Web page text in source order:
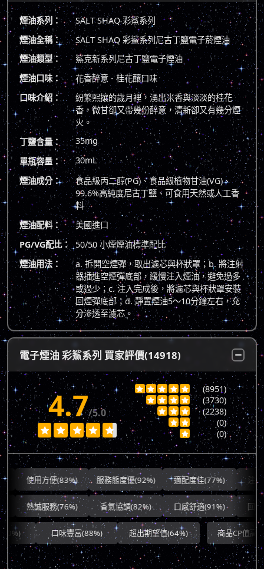
煙油系列：
SALT SHAQ 彩鯊系列
煙油全稱：
SALT SHAQ 彩鯊系列尼古丁鹽電子菸煙油
煙油類型：
鯊克新系列尼古丁鹽電子煙油
煙油口味：
花香醉意 - 桂花釀口味
口味介紹：
紛繁熙攘的歲月裡，湧出米香與淡淡的桂花
香，微甘卻又帶幾份醉意，清新卻又有幾分煙
火。
丁鹽含量：
35mg
單瓶容量：
30mL
煙油成分：
食品級丙二醇(PG)、食品級植物甘油(VG)、
99.6%高純度尼古丁鹽、可食用天然或人工香
料
煙油配料：
美國進口
PG/VG配比：
50/50 小煙煙油標準配比
煙油用法：
a. 拆開空煙彈，取出濾芯與杯狀罩；b. 將注射
器插進空煙彈底部，緩慢注入煙油，避免過多
或過少；c. 注入完成後，將濾芯與杯狀罩安裝
回煙彈底部；d. 靜置煙油5～10分鐘左右，充
分滲透至濾芯。
電子煙油 彩鯊系列 買家評價(14918)
4.7/5.0
    
     (8951)
    (3730)
   (2238)
  (0)
 (0)
使用方便(83%) 服務態度優(92%) 適配度佳(77%) 注重隱私
熱誠服務(76%) 香氣協調(82%) 口感舒適(91%) 回味綿
口味豐富(88%) 超出期望值(64%) 商品CP值高(78%)